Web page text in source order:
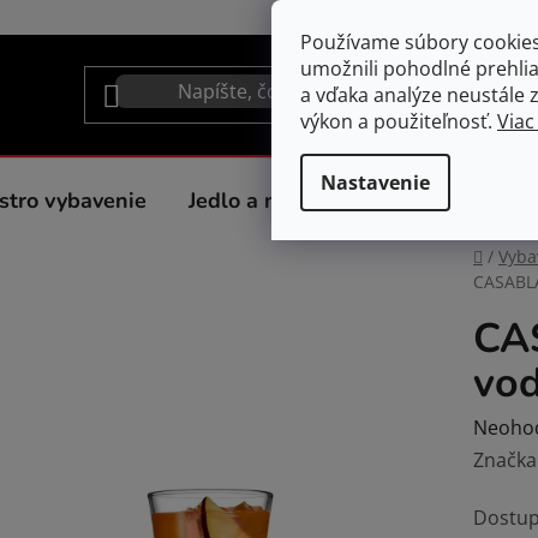
Používame súbory
umožnili pohodlné
a vďaka analýze neustále
výkon a použiteľnosť.
Nastavenie
vybavenie Jedlo a nápoje Spotrebiče do
Domov
/
je